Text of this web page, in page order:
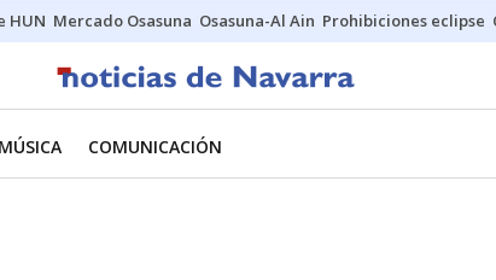
HUN Mercado Osasuna Osasuna-Al Ain Prohibiciones eclipse
MÚSICA COMUNICACIÓN